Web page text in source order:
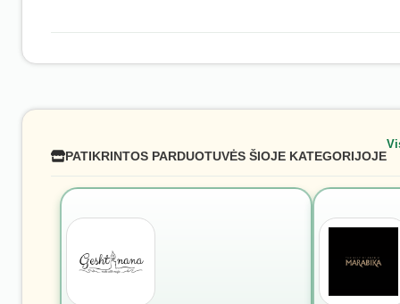
PATIKRINTOS PARDUOTUVĖS ŠIOJE KATEGORIJOJE